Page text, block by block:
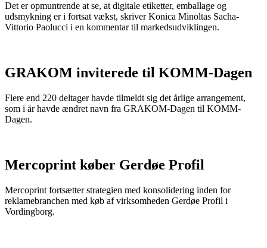
Det er opmuntrende at se, at digitale etiketter, emballage og
udsmykning er i fortsat vækst, skriver Konica Minoltas Sacha-
Vittorio Paolucci i en kommentar til markedsudviklingen.
GRAKOM inviterede til KOMM-Dagen
Flere end 220 deltager havde tilmeldt sig det årlige arrangement,
som i år havde ændret navn fra GRAKOM-Dagen til KOMM-
Dagen.
Mercoprint køber Gerdøe Profil
Mercoprint fortsætter strategien med konsolidering inden for
reklamebranchen med køb af virksomheden Gerdøe Profil i
Vordingborg.